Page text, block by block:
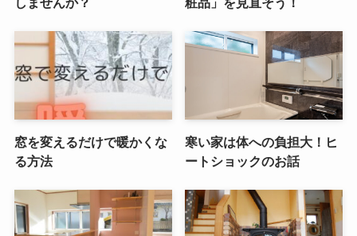
窓を変えるだけで暖かくな
る方法
寒い家は体への負担大！ヒ
ートショックのお話